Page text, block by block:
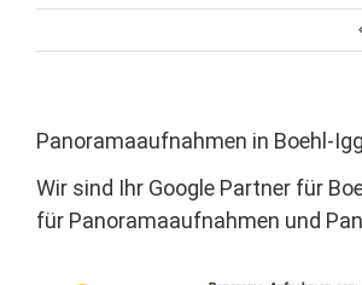
Panoramaaufnahmen in Boehl-
Wir sind Ihr Google Partner für
für Panoramaaufnahmen und